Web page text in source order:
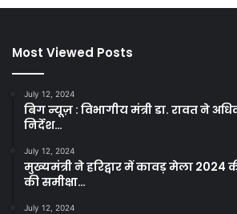
Most Viewed Posts
July 12, 2024
बिग न्यूज़ : विभागीय मंत्री डा. रावत ने
निर्देश…
July 12, 2024
मुख्यमंत्री ने हरिद्वार में कावड़ मेला 2024
की समीक्षा…
July 12, 2024